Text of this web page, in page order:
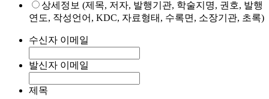
상세정보 (제목, 저자, 발행기관, 학술지명, 권호, 발행
연도, 작성언어, KDC, 자료형태, 수록면, 소장기관, 초록)
수신자 이메일
발신자 이메일
제목